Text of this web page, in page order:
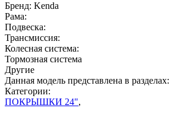
Бренд: Kenda
Рама:
Подвеска:
Трансмиссия:
Колесная система:
Тормозная система
Другие
Данная модель представлена в разделах:
Категории:
ПОКРЫШКИ 24",